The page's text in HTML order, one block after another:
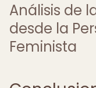
Análisis de
desde la
Feminista